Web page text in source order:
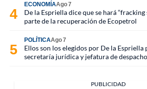
ECONOMÍAAgo 7
De la Espriella dice que se hará
parte de la recuperación de Ecopetrol
POLÍTICAAgo 7
Ellos son los elegidos por De la Espriella
secretaría jurídica y jefatura de despacho
PUBLICIDAD